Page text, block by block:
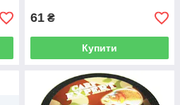
61 ₴
Купити